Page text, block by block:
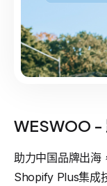
WESWOO -
助力中国品牌出海
Shopify Plus集成